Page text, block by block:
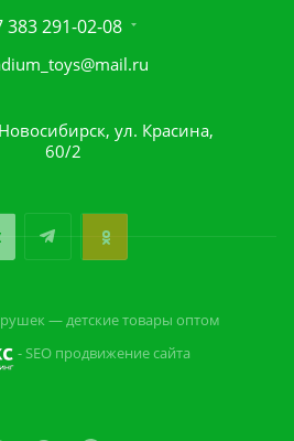
383 291-02-08
ул. Красина,
60/2
— детские товары оптом
- SEO продвижение сайта